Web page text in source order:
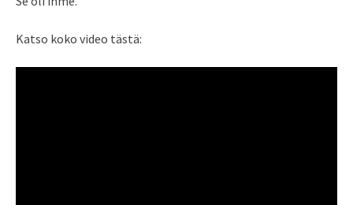
Katso koko video tästä: